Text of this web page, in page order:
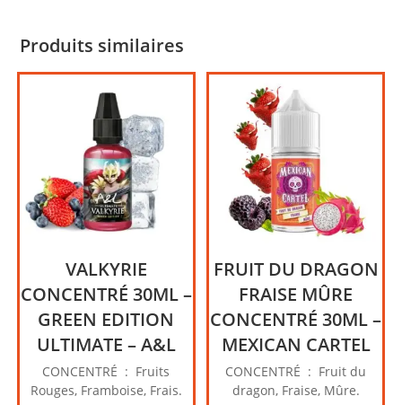
Produits similaires
VALKYRIE
CONCENTRÉ 30ML –
GREEN EDITION
ULTIMATE – A&L
CONCENTRÉ : Fruits
Rouges, Framboise, Frais.
FRUIT DU DRAGON
FRAISE MÛRE
CONCENTRÉ 30ML –
MEXICAN CARTEL
CONCENTRÉ : Fruit du
dragon, Fraise, Mûre.